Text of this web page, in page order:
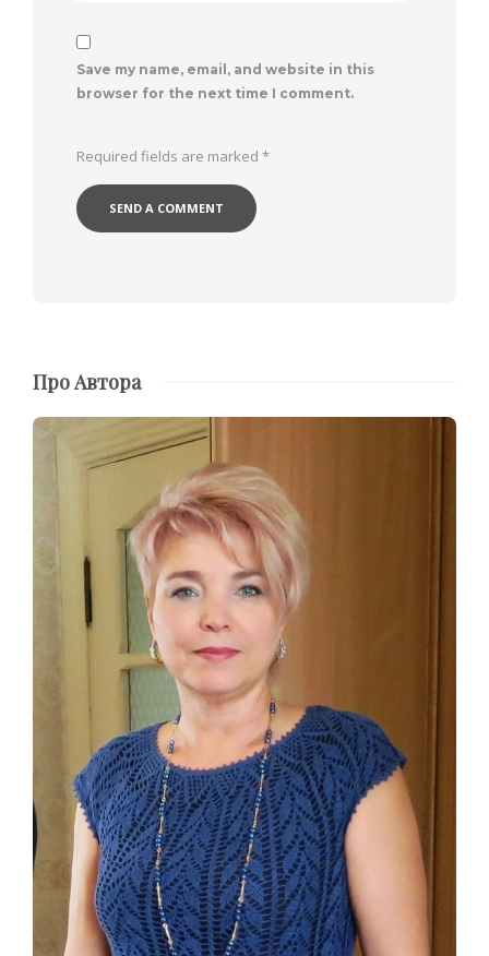
Save my name, email, and website in this
browser for the next time I comment.
Required fields are marked *
Про Автора